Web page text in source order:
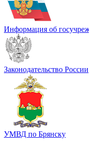
Информация об
Законодательство России
УМВД по Брянску